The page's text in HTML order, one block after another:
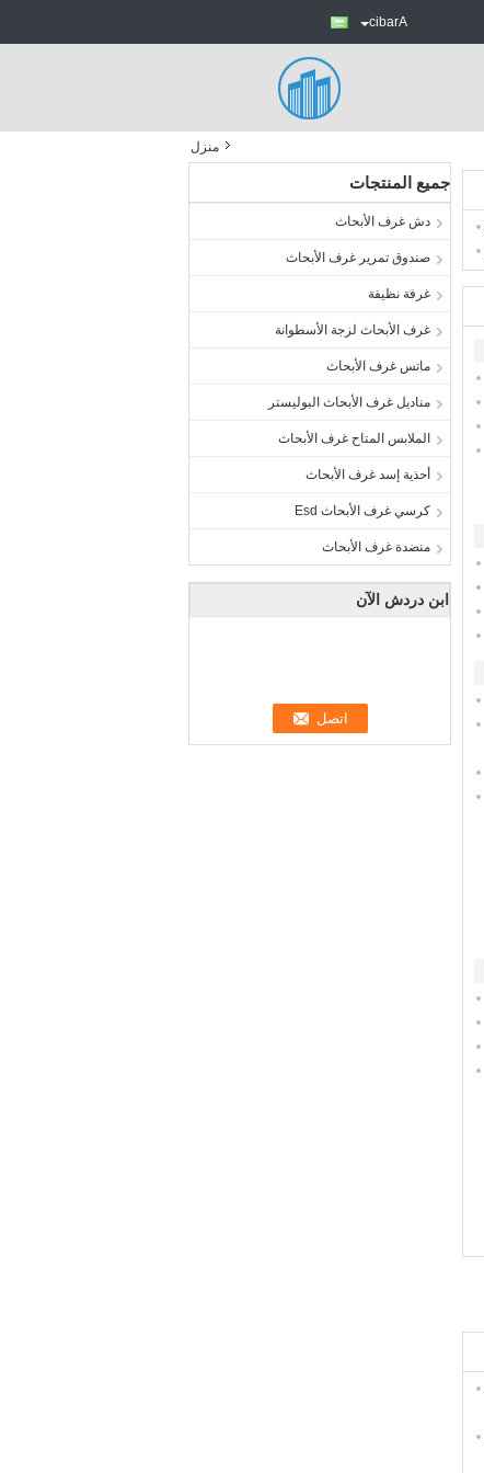
Arabic
منزل
جميع المنتجات
دش غرف الأبحاث
صندوق تمرير غرف الأبحاث
غرفة نظيفة
غرف الأبحاث لزجة الأسطوانة
ماتس غرف الأبحاث
مناديل غرف الأبحاث البوليستر
الملابس المتاح غرف الأبحاث
أحذية إسد غرف الأبحاث
كرسي غرف الأبحاث Esd
منضدة غرف الأبحاث
ابن دردش الآن